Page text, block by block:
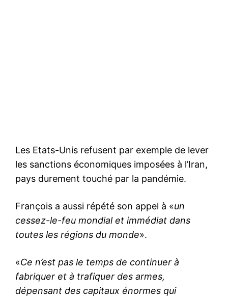
Les Etats-Unis refusent par exemple de lever
les sanctions économiques imposées à l’Iran,
pays durement touché par la pandémie.
François a aussi répété son appel à «un
cessez-le-feu mondial et immédiat dans
toutes les régions du monde».
«Ce n’est pas le temps de continuer à
fabriquer et à trafiquer des armes,
dépensant des capitaux énormes qui